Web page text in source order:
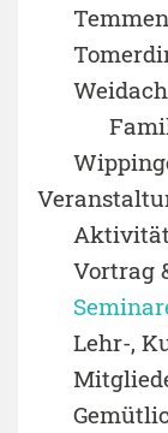
Weidach
Aktivität
Vortrag
Lehr-,